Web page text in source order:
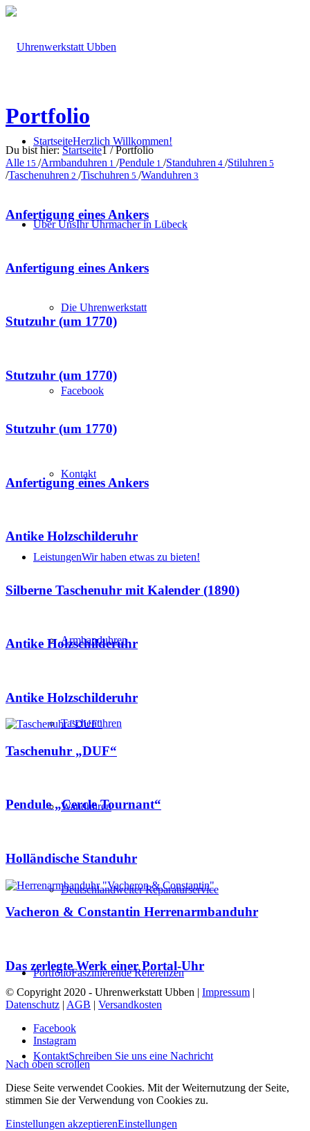
StartseiteHerzlich Willkommen!
Über UnsIhr Uhrmacher in Lübeck
Die Uhrenwerkstatt
Facebook
Kontakt
LeistungenWir haben etwas zu bieten!
Armbanduhren
Taschenuhren
Wanduhren
Deutschlandweiter Reparaturservice
PortfolioFaszinierende Referenzen
KontaktSchreiben Sie uns eine Nachricht
Portfolio
Du bist hier: Startseite1 / Portfolio
Alle 15 /Armbanduhren 1 /Pendule 1 /Standuhren 4 /Stiluhren 5
/Taschenuhren 2 /Tischuhren 5 /Wanduhren 3
Anfertigung eines Ankers
Anfertigung eines Ankers
Stutzuhr (um 1770)
Stutzuhr (um 1770)
Stutzuhr (um 1770)
Anfertigung eines Ankers
Antike Holzschilderuhr
Silberne Taschenuhr mit Kalender (1890)
Antike Holzschilderuhr
Antike Holzschilderuhr
Taschenuhr „DUF“
Pendule „Cercle Tournant“
Holländische Standuhr
Vacheron & Constantin Herrenarmbanduhr
Das zerlegte Werk einer Portal-Uhr
© Copyright 2020 - Uhrenwerkstatt Ubben | Impressum |
Datenschutz | AGB | Versandkosten
Facebook
Instagram
Nach oben scrollen
Diese Seite verwendet Cookies. Mit der Weiternutzung der Seite,
stimmen Sie der Verwendung von Cookies zu.
Einstellungen akzeptierenEinstellungen